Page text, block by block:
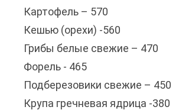
Картофель – 570
Кешью (орехи) -560
Грибы белые свежие – 470
Форель - 465
Подберезовики свежие – 450
Крупа гречневая ядрица -380